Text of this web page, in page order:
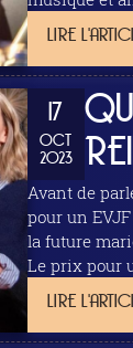
LIRE
17
OCT
2023
Avant de parler du
pour un EVJF garanti réussi ! Musikall : ambiance
la future
Le prix pour
LIRE